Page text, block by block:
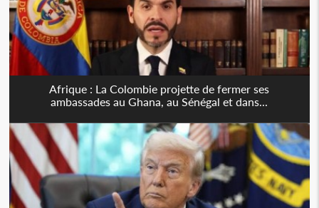
Afrique : La Colombie projette de fermer ses
ambassades au Ghana, au Sénégal et dans...